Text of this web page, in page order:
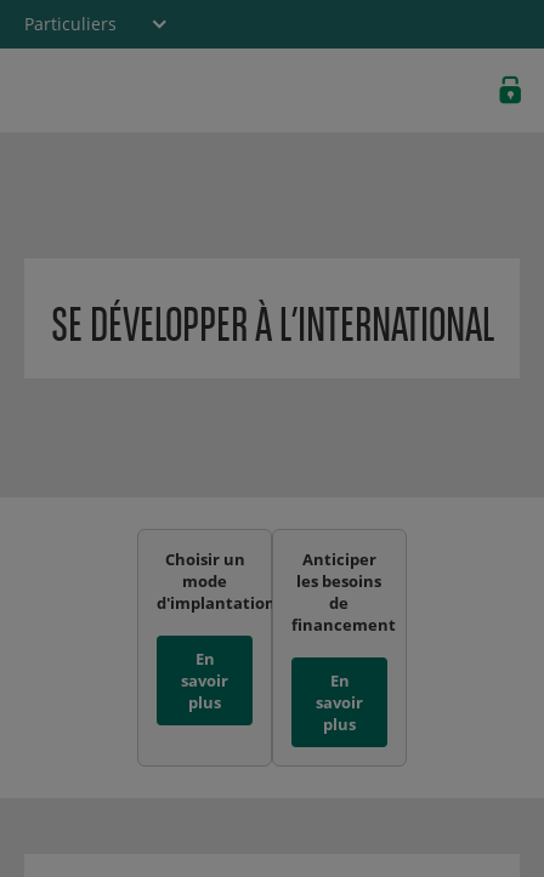
Particuliers
SE DÉVELOPPER À L’INTERNATIONAL
Choisir un
mode
d'implantation
En
savoir
plus
Anticiper
les besoins
de
financement
En
savoir
plus